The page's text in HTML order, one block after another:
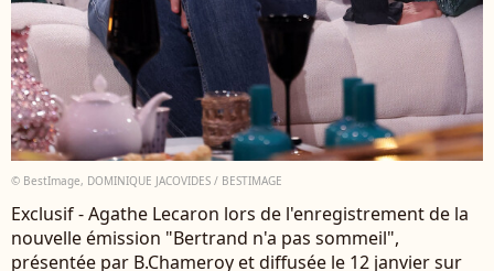
© BestImage, DOMINIQUE JACOVIDES / BESTIMAGE
Exclusif - Agathe Lecaron lors de l'enregistrement de la
nouvelle émission "Bertrand n'a pas sommeil",
présentée par B.Chameroy et diffusée le 12 janvier sur